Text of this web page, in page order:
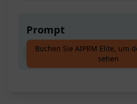
Prompt
Erstelle einen Blogbeitrag
Buchen Sie AIPRM Elite, um
sehen